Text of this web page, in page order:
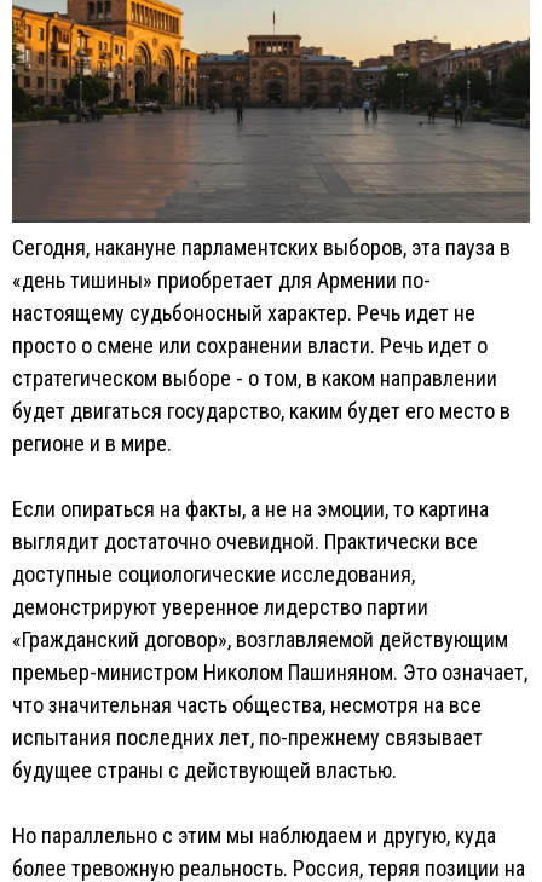
Сегодня, накануне парламентских выборов, эта пауза в
«день тишины» приобретает для Армении по-
настоящему судьбоносный характер. Речь идет не
просто о смене или сохранении власти. Речь идет о
стратегическом выборе - о том, в каком направлении
будет двигаться государство, каким будет его место в
регионе и в мире.
Если опираться на факты, а не на эмоции, то картина
выглядит достаточно очевидной. Практически все
доступные социологические исследования,
демонстрируют уверенное лидерство партии
«Гражданский договор», возглавляемой действующим
премьер-министром Николом Пашиняном. Это означает,
что значительная часть общества, несмотря на все
испытания последних лет, по-прежнему связывает
будущее страны с действующей властью.
Но параллельно с этим мы наблюдаем и другую, куда
более тревожную реальность. Россия, теряя позиции на